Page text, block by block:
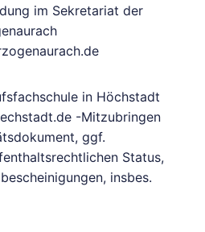
im Sekretariat der
in Höchstadt
-Mitzubringen
ggf.
Status,
insbes.